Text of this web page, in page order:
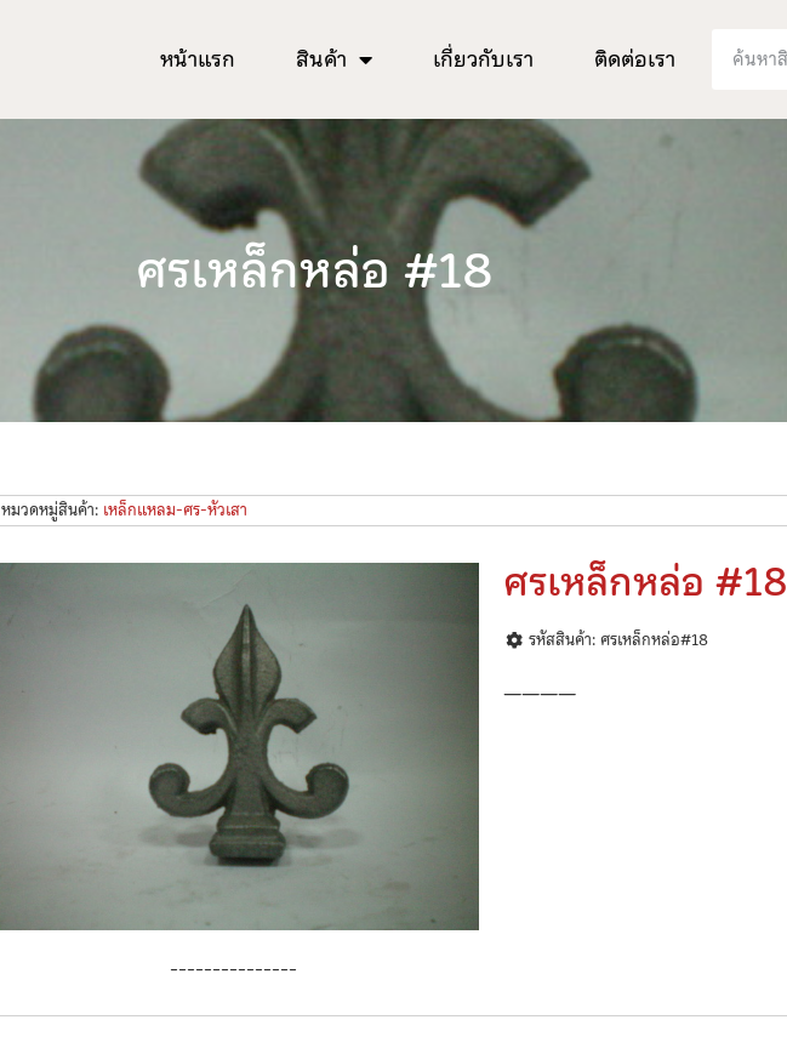
หน้าแรก สินค้า เกี่ยวกับเรา ติดต่อเรา
ศรเหล็กหล่อ #18
หมวดหมู่สินค้า: เหล็กแหลม-ศร-หัวเสา
---------------
ศรเหล็กหล่อ #18
รหัสสินค้า: ศรเหล็กหล่อ#18
————